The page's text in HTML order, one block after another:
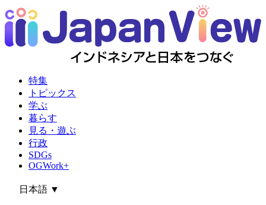
特集
トピックス
学ぶ
暮らす
見る・遊ぶ
行政
SDGs
OGWork+
日本語 ▼